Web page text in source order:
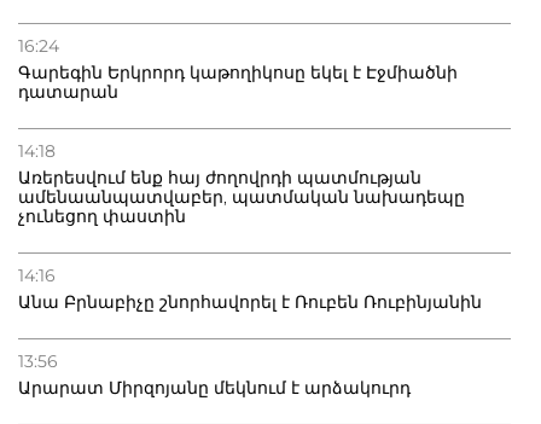
16:24
Գարեգին Երկրորդ կաթողիկոսը եկել է Էջմիածնի
դատարան
14:18
Առերեսվում ենք հայ ժողովրդի պատմության
ամենաանպատվաբեր, պատմական նախադեպը
չունեցող փաստին
14:16
Անա Բրնաբիչը շնորհավորել է Ռուբեն Ռուբինյանին
13:56
Արարատ Միրզոյանը մեկնում է արձակուրդ